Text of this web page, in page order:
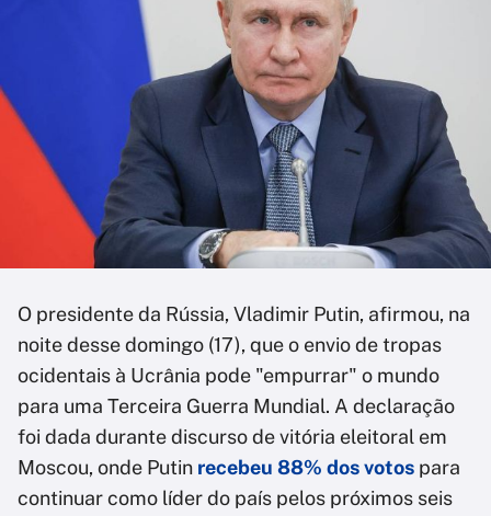
O presidente da Rússia, Vladimir Putin, afirmou, na
noite desse domingo (17), que o envio de tropas
ocidentais à Ucrânia pode "empurrar" o mundo
para uma Terceira Guerra Mundial. A declaração
foi dada durante discurso de vitória eleitoral em
Moscou, onde Putin recebeu 88% dos votos para
continuar como líder do país pelos próximos seis